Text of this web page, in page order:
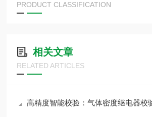
PRODUCT CLASSIFICATION
相关文章
RELATED ARTICLES
高精度智能校验：气体密度继电器校